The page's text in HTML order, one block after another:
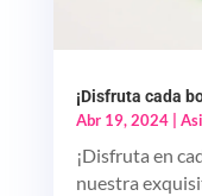
¡Disfruta cada
Abr 19, 2024|
¡Disfruta en
nuestra